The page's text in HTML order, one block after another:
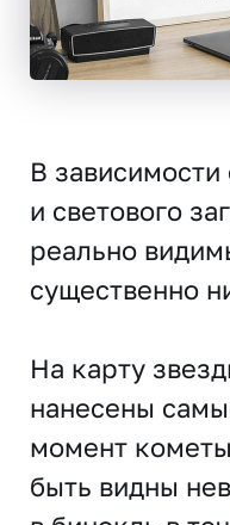
В
и светового
реально
существенно
На карту
нанесены
момент
быть видны